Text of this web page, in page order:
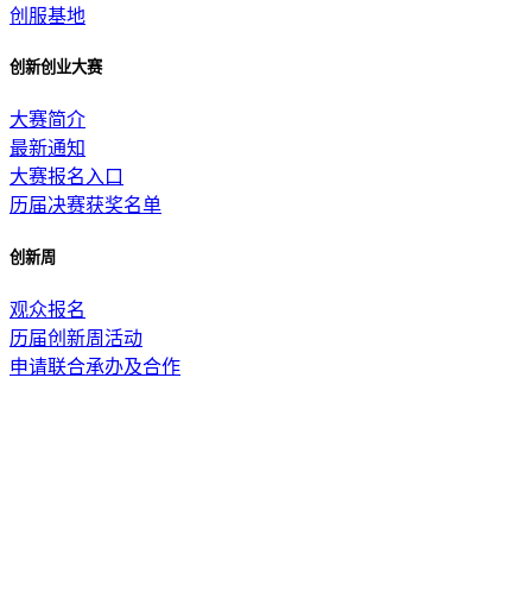
创服基地
创新创业大赛
大赛简介
最新通知
大赛报名入口
历届决赛获奖名单
创新周
观众报名
历届创新周活动
申请联合承办及合作